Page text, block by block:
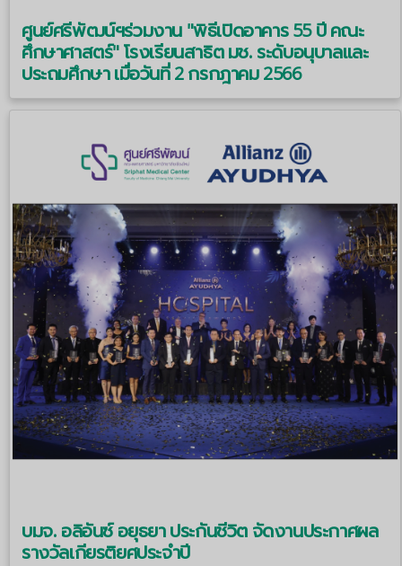
ศูนย์ศรีพัฒน์ฯร่วมงาน "พิธีเปิดอาคาร 55 ปี คณะ
ศึกษาศาสตร์" โรงเรียนสาธิต มช. ระดับอนุบาลและ
ประถมศึกษา เมื่อวันที่ 2 กรกฎาคม 2566
บมจ. อลิอันซ์ อยุธยา ประกันชีวิต จัดงานประกาศผล
รางวัลเกียรติยศประจําปี